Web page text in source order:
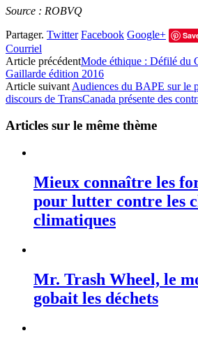
Source : ROBVQ
Partager. Twitter Facebook Google+
Courriel
Article précédentMode éthique : Défilé du
Gaillarde édition 2016
Article suivant Audiences du BAPE sur le
discours de TransCanada présente des
Articles sur le même thème
Mieux connaître les
pour lutter contre les
climatiques
Mr. Trash Wheel, le
gobait les déchets